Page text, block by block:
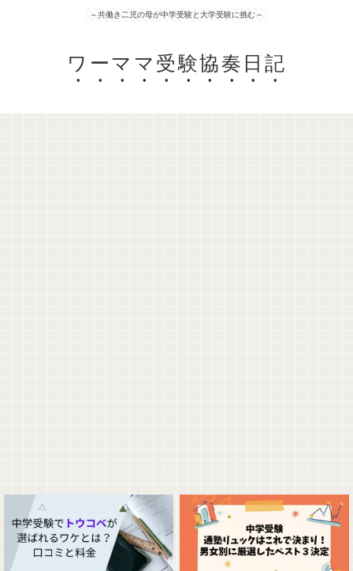
～共働き二児の母が中学受験と大学受験に挑む～
ワーママ受験協奏日記